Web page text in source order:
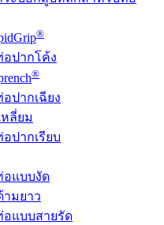
®
อปากโค้ง
®
ปากเฉียง
ลี่ยม
ปากเรียบ
อแบบงัด
ามยาว
อแบบสายรัด